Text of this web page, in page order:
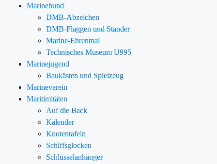
Marinebund
DMB-Abzeichen
DMB-Flaggen und Stander
Marine-Ehrenmal
Technisches Museum U995
Marinejugend
Baukästen und Spielzeug
Marineverein
Maritimitäten
Auf die Back
Kalender
Knotentafeln
Schiffsglocken
Schlüsselanhänger